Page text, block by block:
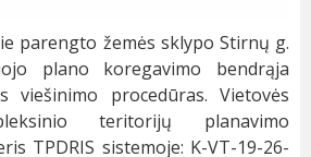
parengto žemės sklypo Stirnų g.
plano koregavimo bendrąja
viešinimo procedūras. Vietovės
teritorijų planavimo
TPDRIS sistemoje: K-VT-19-26-